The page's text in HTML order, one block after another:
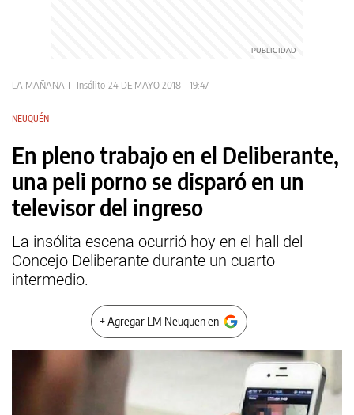
LA MAÑANA Insólito 24 DE MAYO 2018 - 19:47
NEUQUÉN
En pleno trabajo en el Deliberante,
una peli porno se disparó en un
televisor del ingreso
La insólita escena ocurrió hoy en el hall del
Concejo Deliberante durante un cuarto
intermedio.
+ Agregar LM Neuquen en